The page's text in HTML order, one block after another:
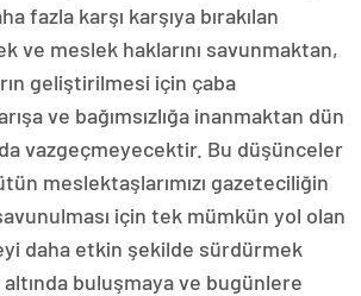
fazla karşı karşıya bırakılan
ve meslek haklarını savunmaktan,
geliştirilmesi için çaba
ve bağımsızlığa inanmaktan dün
vazgeçmeyecektir. Bu düşünceler
meslektaşlarımızı gazeteciliğin
için tek mümkün yol olan
daha etkin şekilde sürdürmek
altında buluşmaya ve bugünlere